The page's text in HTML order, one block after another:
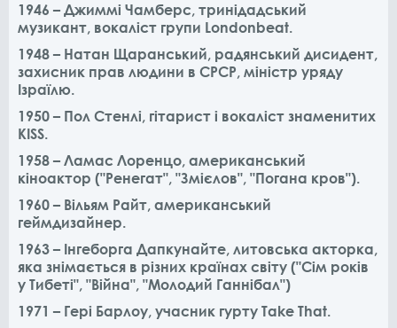
1946 – Джиммі Чамберс, тринідадський
музикант, вокаліст групи Londonbeat.
1948 – Натан Щаранський, радянський дисидент,
захисник прав людини в СРСР, міністр уряду
Ізраїлю.
1950 – Пол Стенлі, гітарист і вокаліст знаменитих
KISS.
1958 – Ламас Лоренцо, американський
кіноактор ("Ренегат", "Змієлов", "Погана кров").
1960 – Вільям Райт, американський
геймдизайнер.
1963 – Інгеборга Дапкунайте, литовська акторка,
яка знімається в різних країнах світу ("Сім років
у Тибеті", "Війна", "Молодий Ганнібал")
1971 – Гері Барлоу, учасник гурту Take That.